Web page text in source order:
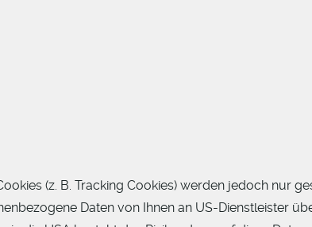
(z. B. Tracking Cookies) werden jedoch nur
Daten von Ihnen an US-Dienstleister